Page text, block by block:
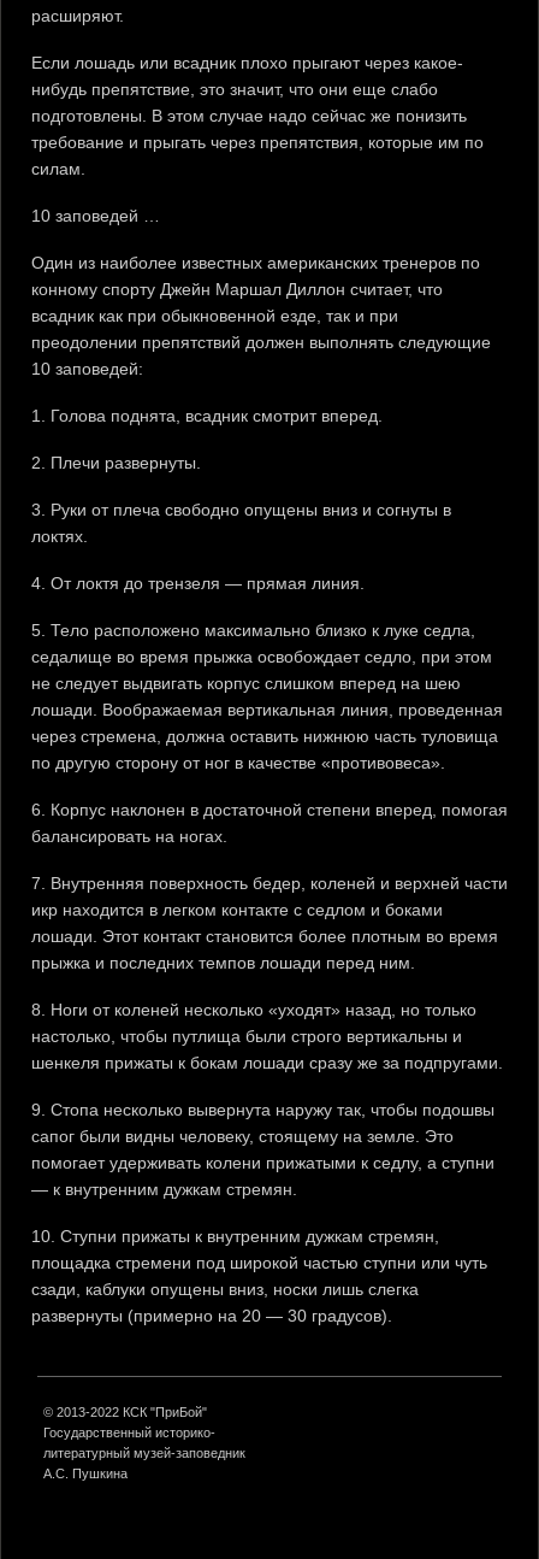
расширяют.
Если лошадь или всадник плохо прыгают через какое-
нибудь препятствие, это значит, что они еще слабо
подготовлены. В этом случае надо сейчас же понизить
требование и прыгать через препятствия, которые им по
силам.
10 заповедей …
Один из наиболее известных американских тренеров по
конному спорту Джейн Маршал Диллон считает, что
всадник как при обыкновенной езде, так и при
преодолении препятствий должен выполнять следующие
10 заповедей:
1. Голова поднята, всадник смотрит вперед.
2. Плечи развернуты.
3. Руки от плеча свободно опущены вниз и согнуты в
локтях.
4. От локтя до трензеля — прямая линия.
5. Тело расположено максимально близко к луке седла,
седалище во время прыжка освобождает седло, при этом
не следует выдвигать корпус слишком вперед на шею
лошади. Воображаемая вертикальная линия, проведенная
через стремена, должна оставить нижнюю часть туловища
по другую сторону от ног в качестве «противовеса».
6. Корпус наклонен в достаточной степени вперед, помогая
балансировать на ногах.
7. Внутренняя поверхность бедер, коленей и верхней части
икр находится в легком контакте с седлом и боками
лошади. Этот контакт становится более плотным во время
прыжка и последних темпов лошади перед ним.
8. Ноги от коленей несколько «уходят» назад, но только
настолько, чтобы путлища были строго вертикальны и
шенкеля прижаты к бокам лошади сразу же за подпругами.
9. Стопа несколько вывернута наружу так, чтобы подошвы
сапог были видны человеку, стоящему на земле. Это
помогает удерживать колени прижатыми к седлу, а ступни
— к внутренним дужкам стремян.
10. Ступни прижаты к внутренним дужкам стремян,
площадка стремени под широкой частью ступни или чуть
сзади, каблуки опущены вниз, носки лишь слегка
развернуты (примерно на 20 — 30 градусов).
© 2013-2022 КСК "ПриБой"
Государственный историко-
литературный музей-заповедник
А.С. Пушкина